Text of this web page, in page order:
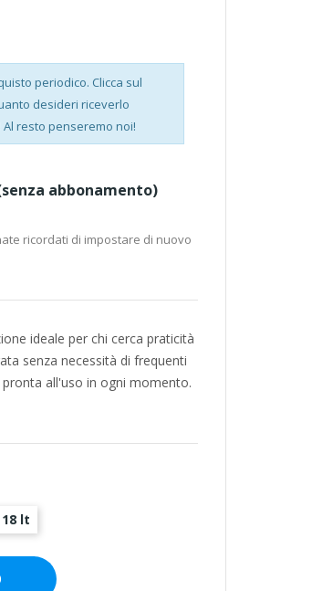
periodico. Clicca sul
desideri riceverlo
Al resto penseremo noi!
abbonamento)
ricordati di impostare di nuovo
ideale per chi cerca praticità
senza necessità di frequenti
all'uso in ogni momento.
lt